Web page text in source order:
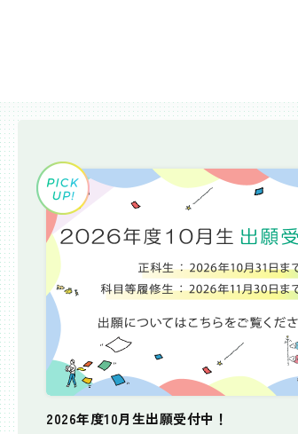
2026年度10月生出願受付中！
個別相談会